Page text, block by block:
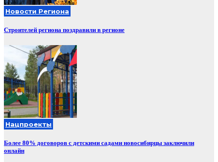
Новости Региона
Строителей региона поздравили в регионе
Нацпроекты
Более 80% договоров с детскими садами новосибирцы заключили
онлайн